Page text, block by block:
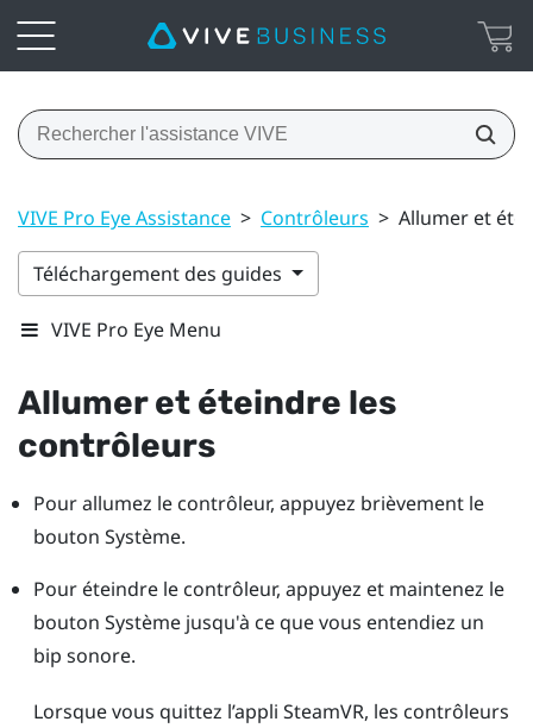
VIVE Pro Eye Assistance > Contrôleurs > Allumer et
Téléchargement des guides
VIVE Pro Eye Menu
Allumer et éteindre les
contrôleurs
Pour allumez le contrôleur, appuyez brièvement le
bouton Système.
Pour éteindre le contrôleur, appuyez et maintenez le
bouton Systèmejusqu'à ce que vous entendiez un
bip sonore.
Lorsque vous quittez l’appli SteamVR, les contrôleurs